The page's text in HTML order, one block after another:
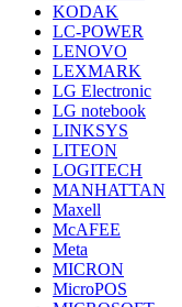
KODAK
LC-POWER
LENOVO
LEXMARK
LG Electronic
LG notebook
LINKSYS
LITEON
LOGITECH
MANHATTAN
Maxell
McAFEE
Meta
MICRON
MicroPOS